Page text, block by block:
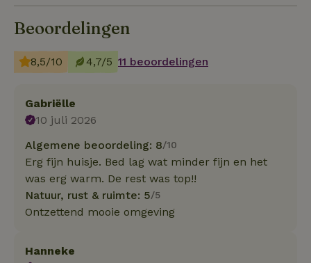
Beoordelingen
8,5/10 4,7/5 11 beoordelingen
Gabriëlle
10 juli 2026
Algemene beoordeling: 8/10
Erg fijn huisje. Bed lag wat minder fijn en het
was erg warm. De rest was top!!
Natuur, rust & ruimte: 5/5
Ontzettend mooie omgeving
Hanneke